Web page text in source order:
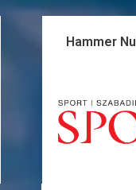
Skip
Hammer